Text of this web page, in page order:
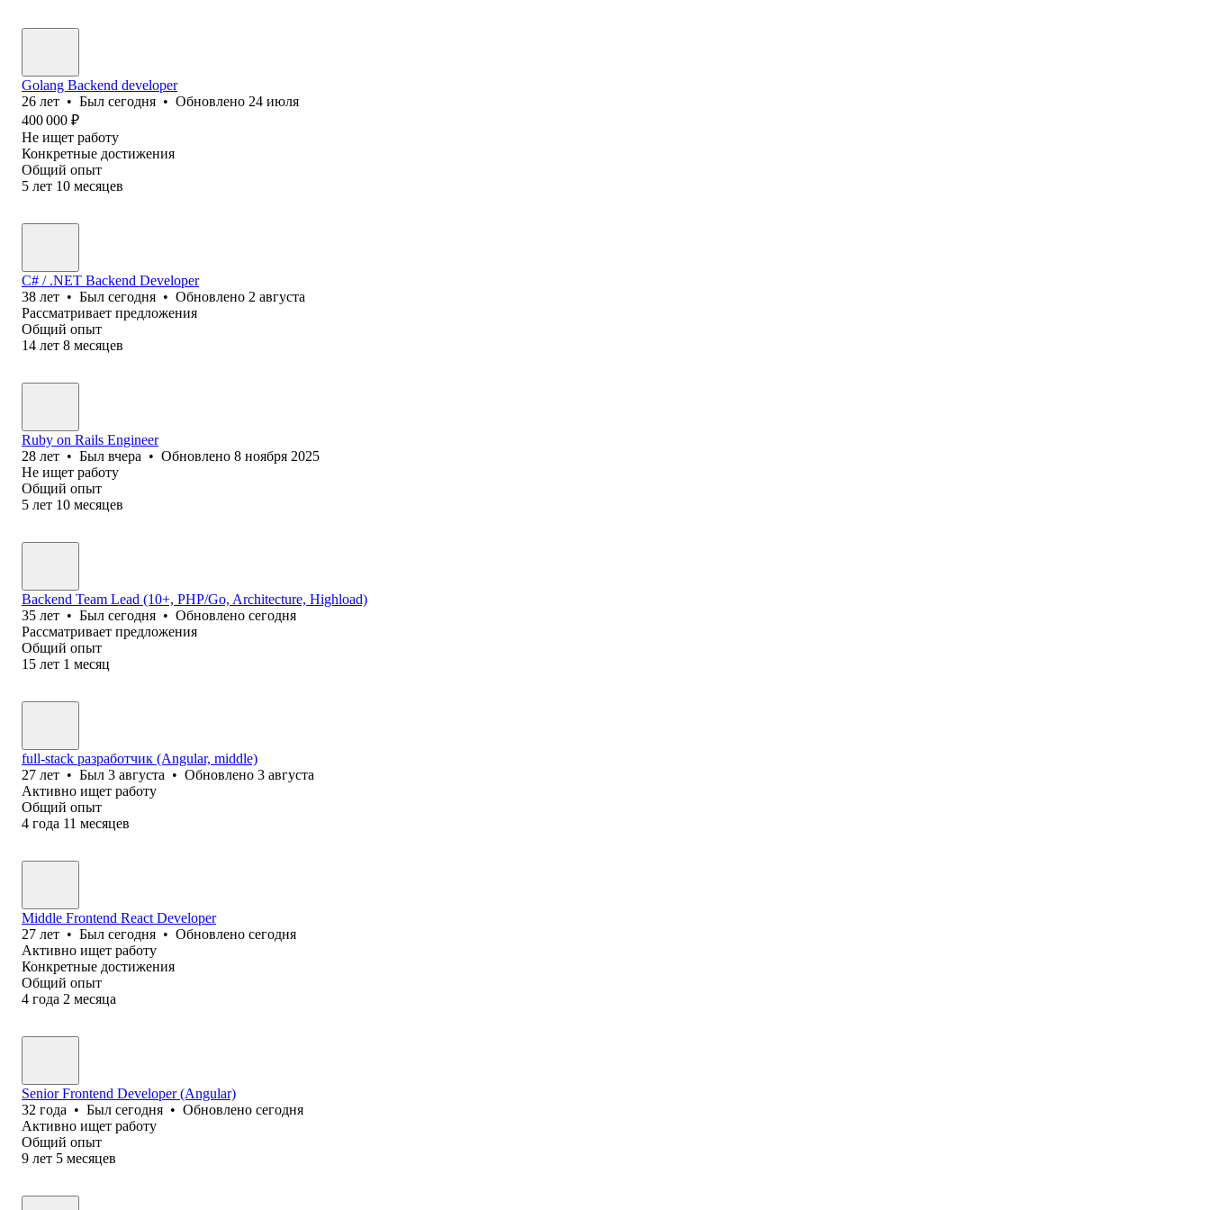
Golang Backend developer
26 лет • Был сегодня • Обновлено 24 июля
400 000 ₽
Не ищет работу
Конкретные достижения
Общий опыт
5 лет 10 месяцев
C# / .NET Backend Developer
38 лет • Был сегодня • Обновлено 2 августа
Рассматривает предложения
Общий опыт
14 лет 8 месяцев
Ruby on Rails Engineer
28 лет • Был вчера • Обновлено 8 ноября 2025
Не ищет работу
Общий опыт
5 лет 10 месяцев
Backend Team Lead (10+, PHP/Go, Architecture, Highload)
35 лет • Был сегодня • Обновлено сегодня
Рассматривает предложения
Общий опыт
15 лет 1 месяц
full-stack разработчик (Angular, middle)
27 лет • Был 3 августа • Обновлено 3 августа
Активно ищет работу
Общий опыт
4 года 11 месяцев
Middle Frontend React Developer
27 лет • Был сегодня • Обновлено сегодня
Активно ищет работу
Конкретные достижения
Общий опыт
4 года 2 месяца
Senior Frontend Developer (Angular)
32 года • Был сегодня • Обновлено сегодня
Активно ищет работу
Общий опыт
9 лет 5 месяцев